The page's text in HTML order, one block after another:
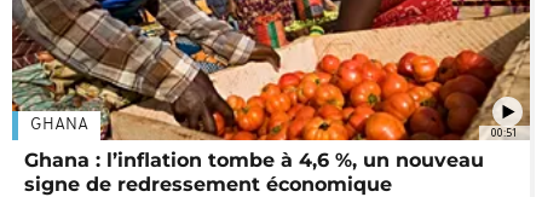
00:51
GHANA
Ghana : l’inflation tombe à 4,6 %, un nouveau
signe de redressement économique